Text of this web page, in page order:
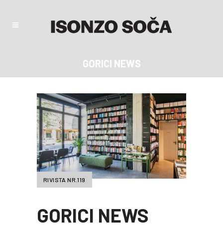
GORICI NEWS
RIVISTA NR.119
GORICI NEWS